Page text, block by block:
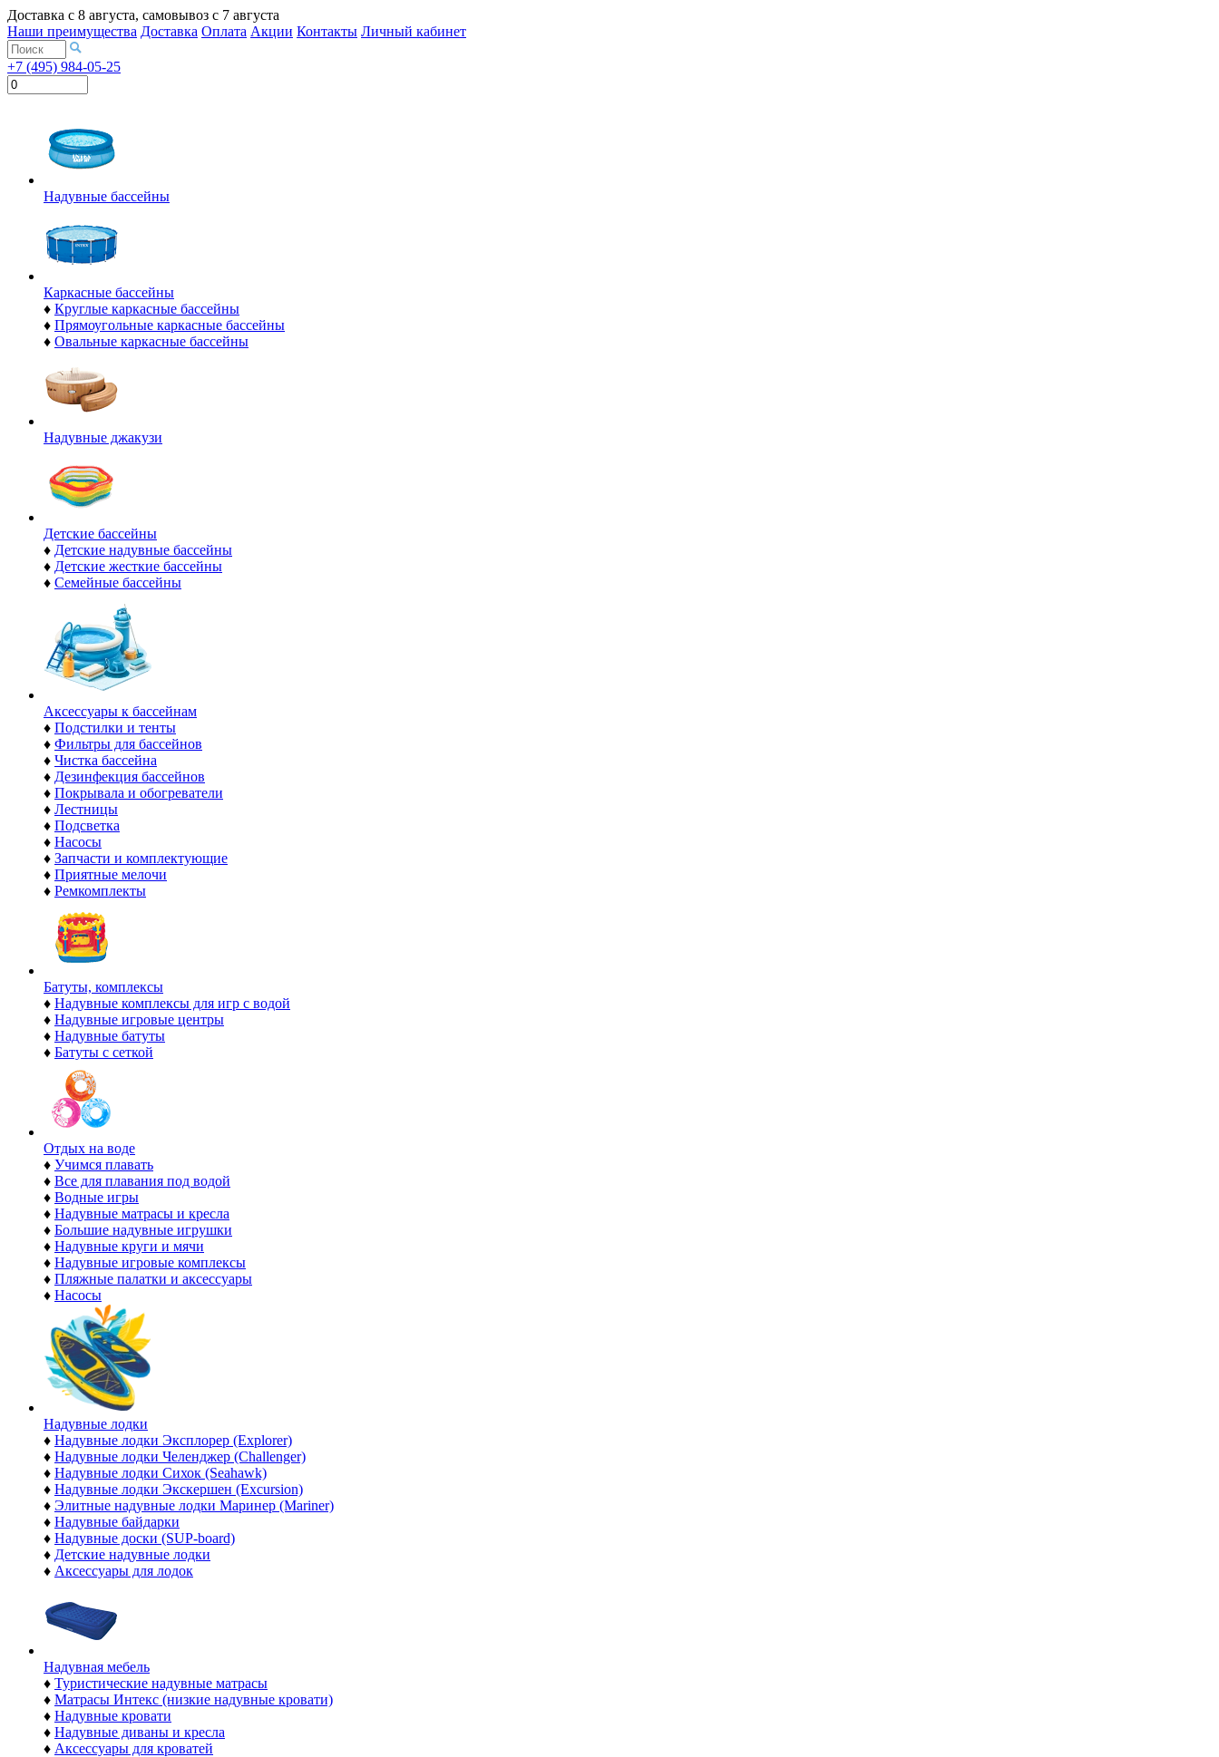
Доставка с 8 августа, самовывоз с 7 августа
Наши преимущества Доставка Оплата Акции Контакты Личный кабинет
+7 (495) 984-05-25
Надувные бассейны
Каркасные бассейны
♦ Круглые каркасные бассейны
♦ Прямоугольные каркасные бассейны
♦ Овальные каркасные бассейны
Надувные джакузи
Детские бассейны
♦ Детские надувные бассейны
♦ Детские жесткие бассейны
♦ Семейные бассейны
Аксессуары к бассейнам
♦ Подстилки и тенты
♦ Фильтры для бассейнов
♦ Чистка бассейна
♦ Дезинфекция бассейнов
♦ Покрывала и обогреватели
♦ Лестницы
♦ Подсветка
♦ Насосы
♦ Запчасти и комплектующие
♦ Приятные мелочи
♦ Ремкомплекты
Батуты, комплексы
♦ Надувные комплексы для игр с водой
♦ Надувные игровые центры
♦ Надувные батуты
♦ Батуты с сеткой
Отдых на воде
♦ Учимся плавать
♦ Все для плавания под водой
♦ Водные игры
♦ Надувные матрасы и кресла
♦ Большие надувные игрушки
♦ Надувные круги и мячи
♦ Надувные игровые комплексы
♦ Пляжные палатки и аксессуары
♦ Насосы
Надувные лодки
♦ Надувные лодки Эксплорер (Explorer)
♦ Надувные лодки Челенджер (Challenger)
♦ Надувные лодки Сихок (Seahawk)
♦ Надувные лодки Экскершен (Excursion)
♦ Элитные надувные лодки Маринер (Mariner)
♦ Надувные байдарки
♦ Надувные доски (SUP-board)
♦ Детские надувные лодки
♦ Аксессуары для лодок
Надувная мебель
♦ Туристические надувные матрасы
♦ Матрасы Интекс (низкие надувные кровати)
♦ Надувные кровати
♦ Надувные диваны и кресла
♦ Аксессуары для кроватей